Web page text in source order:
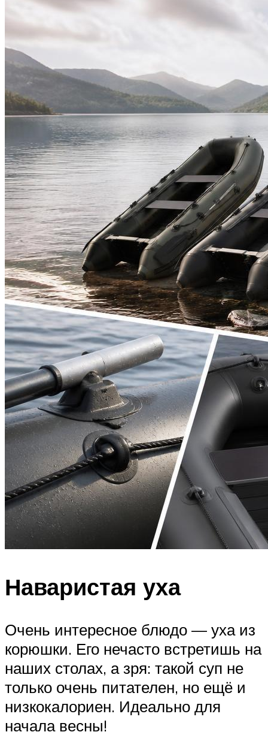
Наваристая уха
Очень интересное блюдо — уха из
корюшки. Его нечасто встретишь на
наших столах, а зря: такой суп не
только очень питателен, но ещё и
низкокалориен. Идеально для
начала весны!